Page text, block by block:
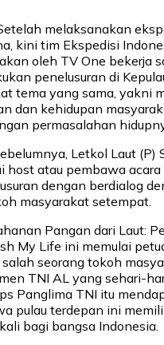
melaksanakan
kini tim Ekspedisi
oleh TV One bekerja
penelusuran di
tema yang sama, yakni
dan kehidupan
permasalahan
Letkol Laut (P)
host atau pembawa
dengan berdialog
masyarakat setempat.
Pangan dari Laut:
My Life ini memulai
seorang tokoh
TNI AL yang sehari-
Panglima TNI itu
pulau terdepan ini
bagi bangsa Indonesia.